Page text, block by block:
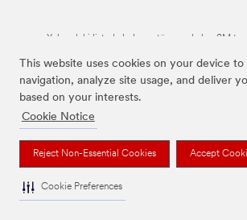
This website uses cookies on your device to
navigation, analyze site usage, and deliver
based on your interests.
Cookie Notice
Reject Non-Essential Cookies Accept
Cookie Preferences
Yukarıdaki listede bulunan tüm markalar, 3M